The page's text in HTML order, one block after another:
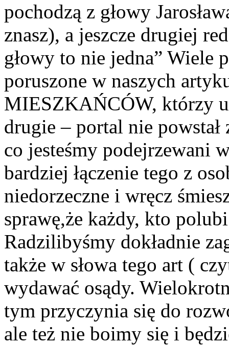
pochodzą z głowy
znasz), a jeszcze drugiej
głowy to nie jedna” Wiele
poruszone w naszych
MIESZKAŃCÓW, którzy
drugie – portal nie
co jesteśmy podejrzewani
bardziej łączenie tego z
niedorzeczne i wręcz
sprawę,że każdy, kto
Radzilibyśmy dokładnie
także w słowa tego art (
wydawać osądy.
tym przyczynia się do
ale też nie boimy się i